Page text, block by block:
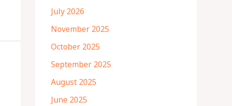
July 2026
November 2025
October 2025
September 2025
August 2025
June 2025